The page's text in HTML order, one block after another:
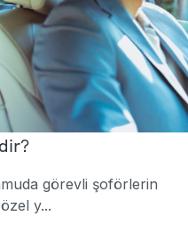
görevli şoförlerin
y...